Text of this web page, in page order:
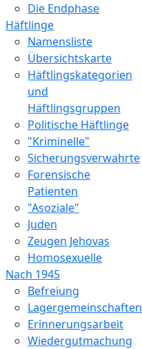
Die Endphase
Häftlinge
Namensliste
Übersichtskarte
Häftlingskategorien
und
Häftlingsgruppen
Politische Häftlinge
"Kriminelle"
Sicherungsverwahrte
Forensische
Patienten
"Asoziale"
Juden
Zeugen Jehovas
Homosexuelle
Nach 1945
Befreiung
Lagergemeinschaften
Erinnerungsarbeit
Wiedergutmachung